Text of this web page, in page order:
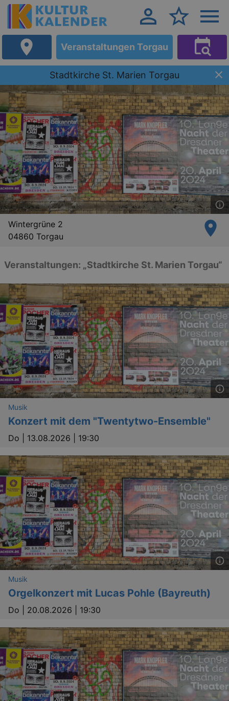
Veranstaltungen Torgau
Stadtkirche St. Marien Torgau
Wintergrüne 2
04860 Torgau
Veranstaltungen: „Stadtkirche St. Marien Torgau“
Musik
Konzert mit dem "Twentytwo-Ensemble"
Do | 13.08.2026 | 19:30
Musik
Orgelkonzert mit Lucas Pohle (Bayreuth)
Do | 20.08.2026 | 19:30